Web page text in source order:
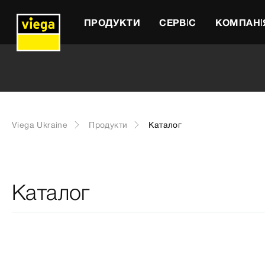
ПРОДУКТИ СЕРВІС
Viega Ukraine Продукти Каталог
Каталог